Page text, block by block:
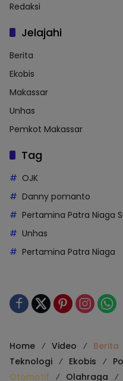
Redaksi
Jelajahi
Berita
Ekobis
Makassar
Unhas
Pemkot Makassar
Tag
OJK
Danny pomanto
Pertamina Patra Niaga
Unhas
Pertamina Patra Niaga
Home Video Berita
Teknologi
Ekobis
Otomotif
Olahraga